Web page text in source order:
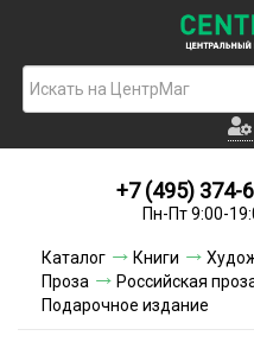
+7 (495) 374-
Пн-Пт 9:00-
Каталог Книги
Проза
Российская
Подарочное издание